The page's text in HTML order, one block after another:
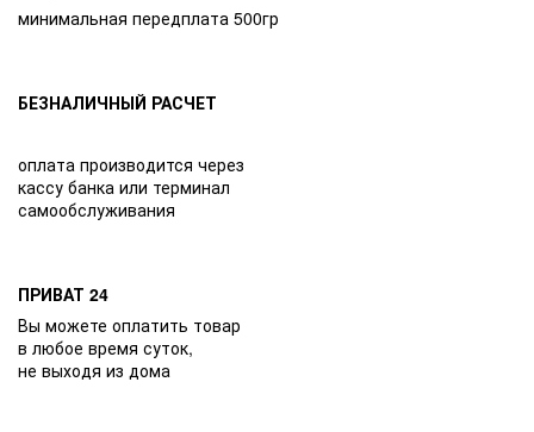
минимальная передплата 500гр
БЕЗНАЛИЧНЫЙ РАСЧЕТ
оплата производится через
кассу банка или терминал
самообслуживания
ПРИВАТ 24
Вы можете оплатить товар
в любое время суток,
не выходя из дома